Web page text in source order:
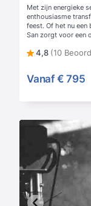
Met zijn energieke
enthousiasme
feest. Of het nu
San zorgt voor een
4,8 (10
Vanaf € 795